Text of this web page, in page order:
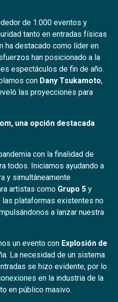
de 1.000 eventos y
tanto en entradas físicas
ha destacado como líder en
han posicionado a la
espectáculos de fin de año.
con Dany Tsukamoto,
las proyecciones para
una opción destacada
con la finalidad de
todos. Iniciamos ayudando a
y simultáneamente
artistas como Grupo 5 y
las plataformas existentes no
a lanzar nuestra
un evento con Explosión de
La necesidad de un sistema
se hizo evidente, por lo
en la industria de la
en público masivo.